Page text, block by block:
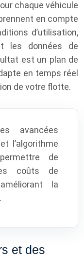
chaque véhicule
en compte
d’utilisation,
les données de
est un plan de
en temps réel
de votre flotte.
avancées
l’algorithme
de
coûts de
la
et des